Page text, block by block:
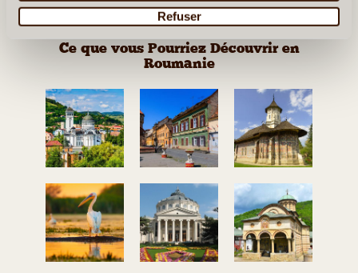
Refuser
Ce que vous Pourriez Découvrir en
Roumanie